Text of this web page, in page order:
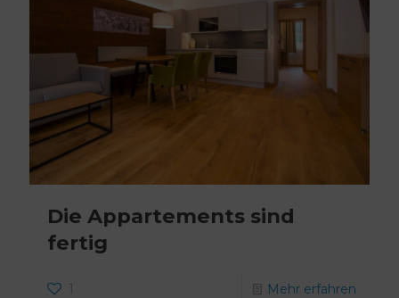
Die Appartements sind
fertig
1 Mehr erfahren